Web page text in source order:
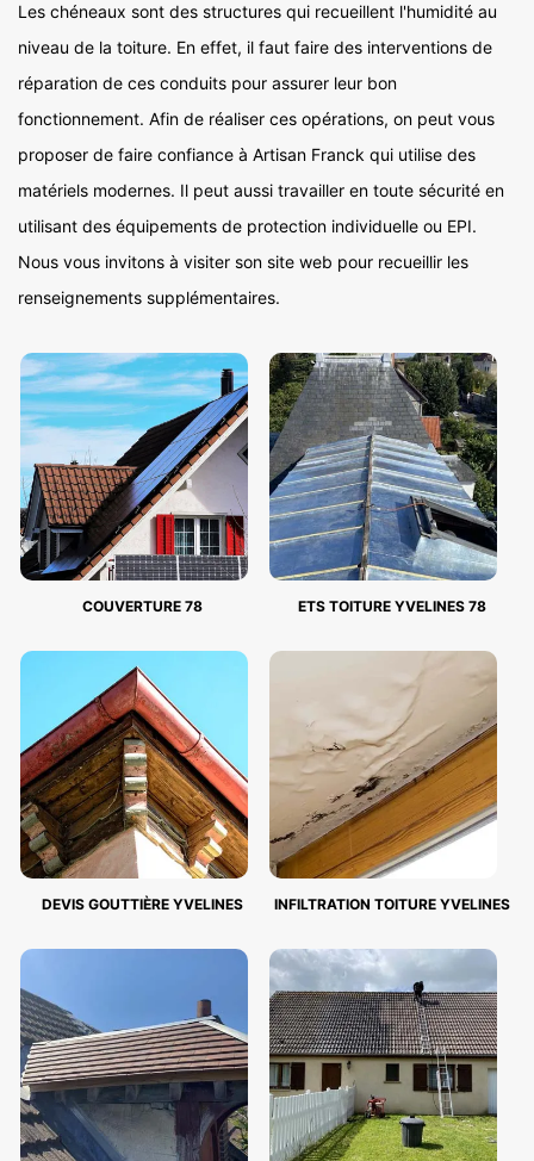
Les chéneaux sont des structures qui recueillent l'humidité au
niveau de la toiture. En effet, il faut faire des interventions de
réparation de ces conduits pour assurer leur bon
fonctionnement. Afin de réaliser ces opérations, on peut vous
proposer de faire confiance à Artisan Franck qui utilise des
matériels modernes. Il peut aussi travailler en toute sécurité en
utilisant des équipements de protection individuelle ou EPI.
Nous vous invitons à visiter son site web pour recueillir les
renseignements supplémentaires.
COUVERTURE 78 ETS TOITURE YVELINES 78
DEVIS GOUTTIÈRE YVELINES INFILTRATION TOITURE YVELINES